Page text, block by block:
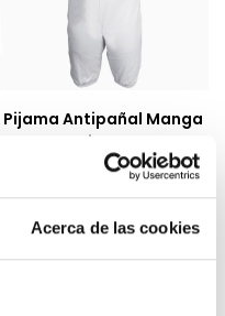
Acerca de las cookies
Pijama Antipañal Manga
Corta Pierna Corta
38,95 €
Añadir al carrito 